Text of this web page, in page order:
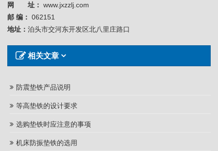
网 址： www.jxzzlj.com
邮 编： 062151
地址： 泊头市交河东开发区北八里庄路口
相关文章
防震垫铁产品说明
等高垫铁的设计要求
选购垫铁时应注意的事项
机床防振垫铁的选用